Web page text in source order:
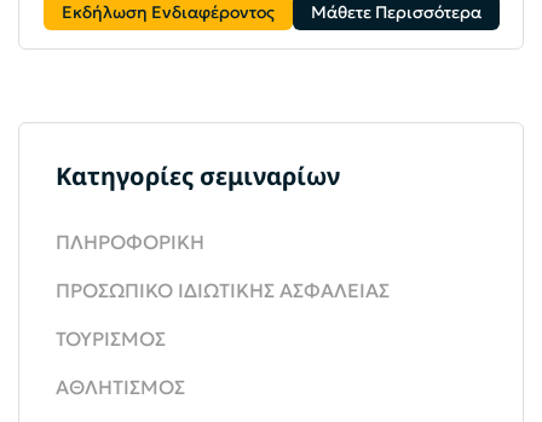
Εκδήλωση Ενδιαφέροντος Μάθετε Περισσότερα
Κατηγορίες σεμιναρίων
ΠΛΗΡΟΦΟΡΙΚΗ
ΠΡΟΣΩΠΙΚΟ ΙΔΙΩΤΙΚΗΣ ΑΣΦΑΛΕΙΑΣ
ΤΟΥΡΙΣΜΟΣ
ΑΘΛΗΤΙΣΜΟΣ